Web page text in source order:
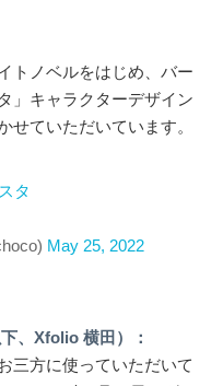
トノベルをはじめ、バー
」キャラクターデザイン
せていただいています。
タ
May 25, 2022
、Xfolio 横田）：
三方に使っていただいて